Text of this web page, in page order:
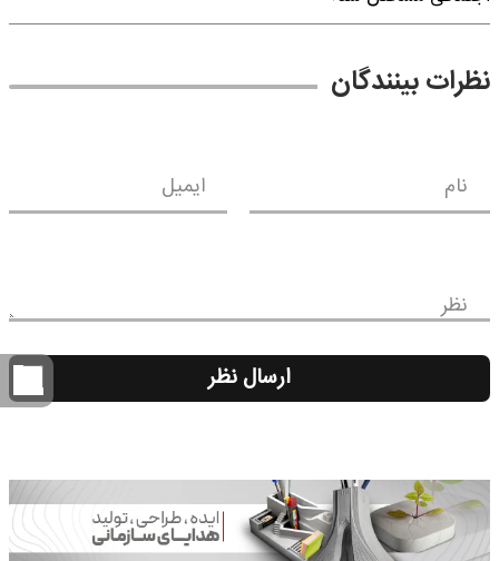
نظرات بینندگان
نام ایمیل
نظر
ارسال نظر